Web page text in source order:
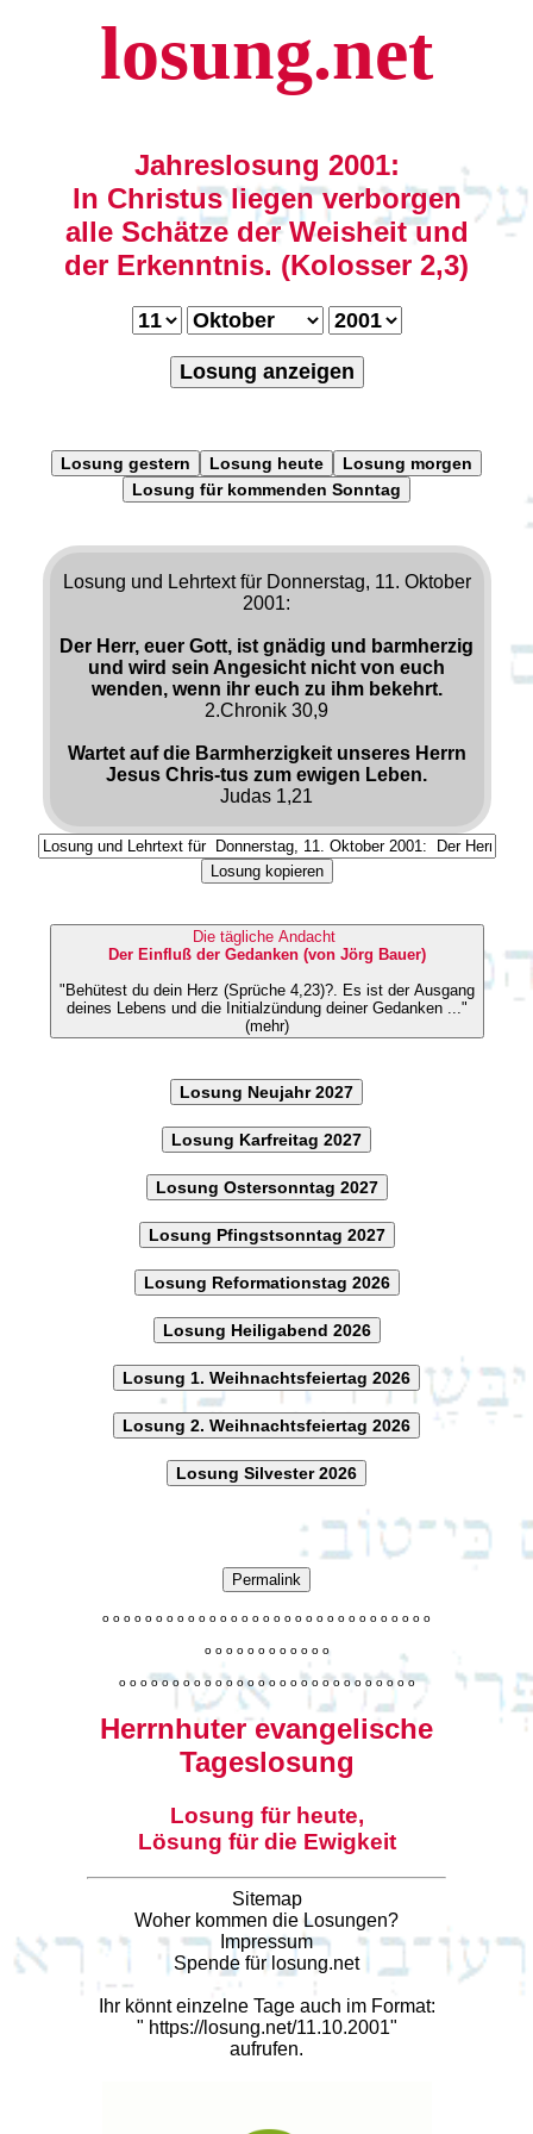
losung.net
Jahreslosung 2001:
In Christus liegen verborgen
alle Schätze der Weisheit und
der Erkenntnis. (Kolosser 2,3)
Losung anzeigen
Losung gestern Losung heute
Losung morgen
Losung für kommenden Sonntag
Losung und Lehrtext für Donnerstag, 11. Oktober
2001:
Der Herr, euer Gott, ist gnädig und barmherzig
und wird sein Angesicht nicht von euch
wenden, wenn ihr euch zu ihm bekehrt.
2.Chronik 30,9
Wartet auf die Barmherzigkeit unseres Herrn
Jesus Chris-tus zum ewigen Leben.
Judas 1,21
Losung kopieren
Die tägliche Andacht
Der Einfluß der Gedanken (von Jörg Bauer)
"Behütest du dein Herz (Sprüche 4,23)?. Es ist der Ausgang
deines Lebens und die Initialzündung deiner Gedanken ..."
(mehr)
Losung Neujahr 2027
Losung Karfreitag 2027
Losung Ostersonntag 2027
Losung Pfingstsonntag 2027
Losung Reformationstag 2026
Losung Heiligabend 2026
Losung 1. Weihnachtsfeiertag 2026
Losung 2. Weihnachtsfeiertag 2026
Losung Silvester 2026
Permalink
o o o o o o o o o o o o o o o o o o o o o o o o o o o o o o o
o o o o o o o o o o o o
o o o o o o o o o o o o o o o o o o o o o o o o o o o o
Herrnhuter evangelische
Tageslosung
Losung für heute,
Lösung für die Ewigkeit
Sitemap
Woher kommen die Losungen?
Impressum
Spende für losung.net
Ihr könnt einzelne Tage auch im Format:
" https://losung.net/11.10.2001"
aufrufen.